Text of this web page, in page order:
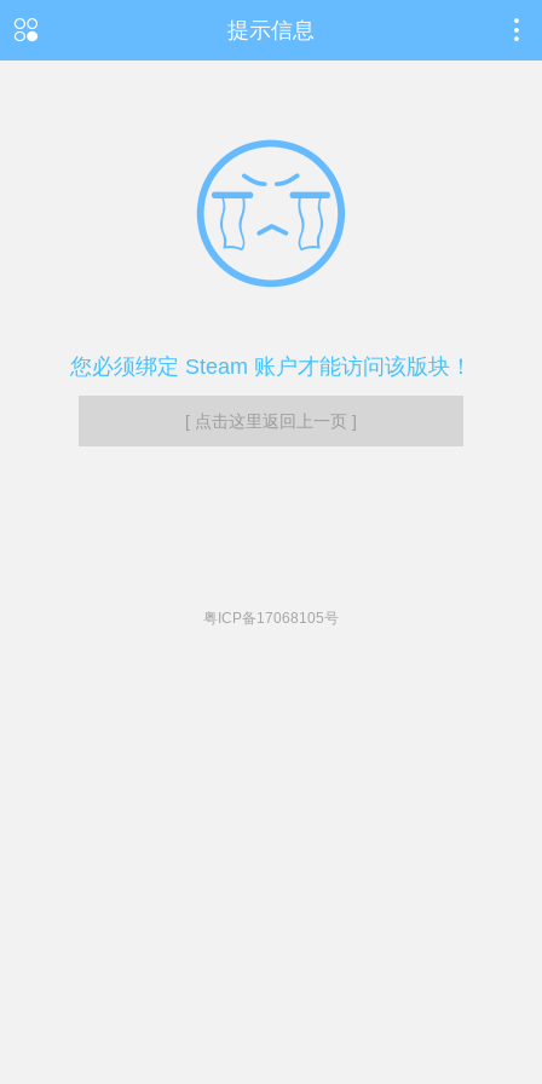
提示信息
您必须绑定 Steam 账户才能访问该版块！
[ 点击这里返回上一页 ]
粤ICP备17068105号